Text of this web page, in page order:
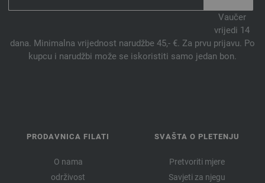
Vaučer
vrijedi 14
dana. Minimalna vrijednost narudžbe 45,- €. Za prvu prijavu. Po
kupcu i narudžbi može se iskoristiti samo jedan bon.
PRODAVNICA FILATI
O nama
održivost
SVAŠTA O PLETENJU
Pretvoriti mjere
Savjeti za njegu